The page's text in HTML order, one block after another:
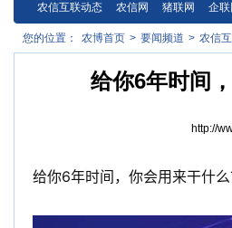
农信互联动态 农信网 猪联网 企联
您的位置： 农博首页 > 要闻频道 > 农信
给你6年时间
http://
给你6年时间，你会用来干什么